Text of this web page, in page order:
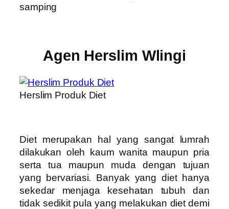
samping
Agen Herslim Wlingi
Herslim Produk Diet
Diet merupakan hal yang sangat lumrah
dilakukan oleh kaum wanita maupun pria
serta tua maupun muda dengan tujuan
yang bervariasi. Banyak yang diet hanya
sekedar menjaga kesehatan tubuh dan
tidak sedikit pula yang melakukan diet demi